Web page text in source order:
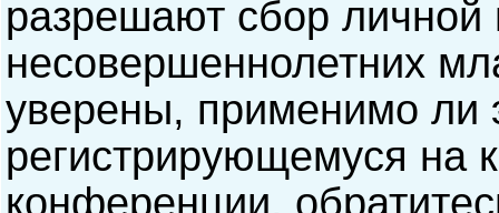
разрешают сбор
несовершеннолетних
уверены, применимо ли
регистрирующемуся на
конференции,